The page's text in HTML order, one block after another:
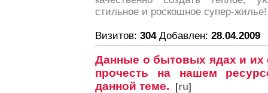
стильное и роскошное супер-жилье!
Визитов: 304Добавлен: 28.04.2009
Данные о бытовых ядах и их
прочесть на нашем
данной теме. [ru]